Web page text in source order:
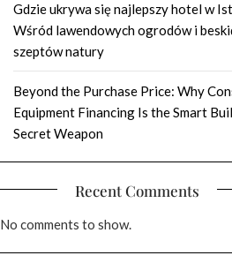
Gdzie ukrywa się najlepszy hotel w
Wśród lawendowych ogrodów i
szeptów natury
Beyond the Purchase Price: Why
Equipment Financing Is the Smart
Secret Weapon
Recent Comments
No comments to show.